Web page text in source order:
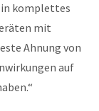
komplettes
mit
Ahnung von
auf